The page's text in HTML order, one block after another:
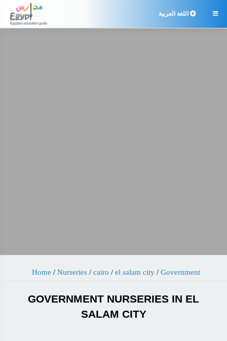
 اللغة العربية
Home / Nurseries / cairo / el salam city / Government
GOVERNMENT NURSERIES IN EL
SALAM CITY